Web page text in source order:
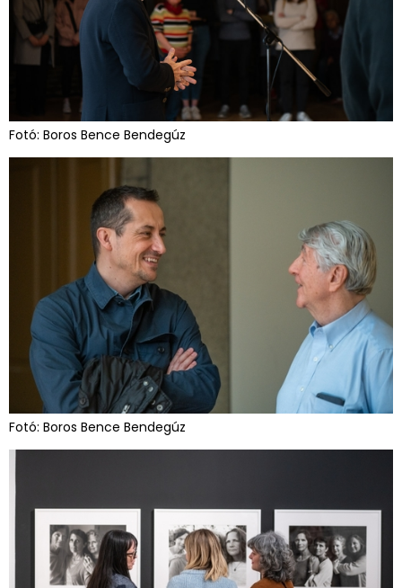
Fotó: Boros Bence Bendegúz
Fotó: Boros Bence Bendegúz